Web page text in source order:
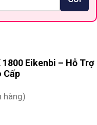
Eikenbi – Hỗ Trợ
Cấp
hàng)